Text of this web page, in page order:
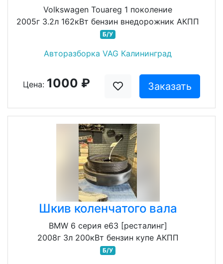
Volkswagen Touareg 1 поколение
2005г 3.2л 162кВт бензин внедорожник АКПП
Б/У
Авторазборка VAG Калининград
Цена: 1000 ₽ Заказать
Шкив коленчатого вала
BMW 6 серия e63 [ресталинг]
2008г 3л 200кВт бензин купе АКПП
Б/У